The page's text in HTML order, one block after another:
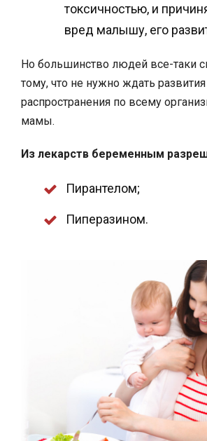
токсичностью, и
вред малышу, его
Но большинство людей все-таки
тому, что не нужно ждать
распространения по всему
мамы.
Из лекарств беременным
Пирантелом;
Пиперазином.